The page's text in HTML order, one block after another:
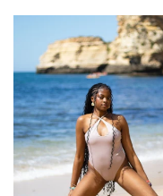
habituel